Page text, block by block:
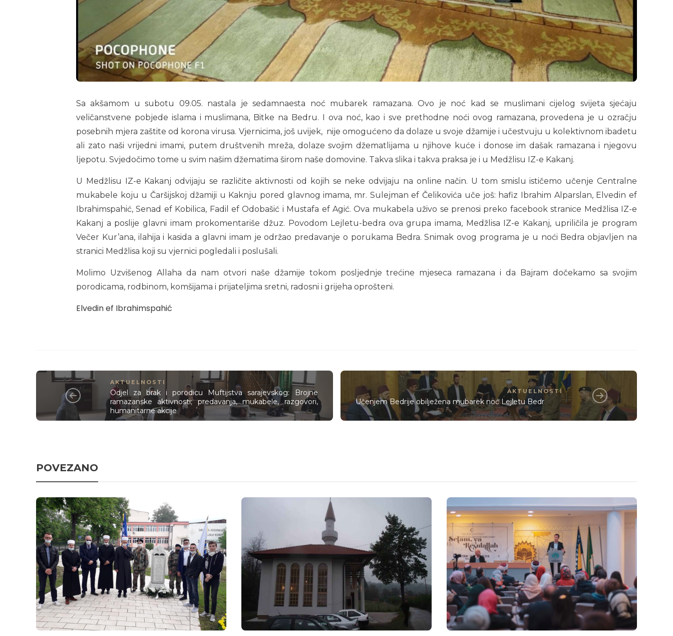
Sa akšamom u subotu 09.05. nastala je sedamnaesta noć mubarek ramazana. Ovo je noć kad se muslimani cijelog svijeta sjećaju
veličanstvene pobjede islama i muslimana, Bitke na Bedru. I ova noć, kao i sve prethodne noći ovog ramazana, provedena je u ozračju
posebnih mjera zaštite od korona virusa. Vjernicima, još uvijek, nije omogućeno da dolaze u svoje džamije i učestvuju u kolektivnom ibadetu
ali zato naši vrijedni imami, putem društvenih mreža, dolaze svojim džematlijama u njihove kuće i donose im dašak ramazana i njegovu
ljepotu. Svjedočimo tome u svim našim džematima širom naše domovine. Takva slika i takva praksa je i u Medžlisu IZ-e Kakanj.
U Medžlisu IZ-e Kakanj odvijaju se različite aktivnosti od kojih se neke odvijaju na online način. U tom smislu ističemo učenje Centralne
mukabele koju u Čaršijskoj džamiji u Kaknju pored glavnog imama, mr. Sulejman ef Čelikovića uče još: hafiz Ibrahim Alparslan, Elvedin ef
Ibrahimspahić, Senad ef Kobilica, Fadil ef Odobašić i Mustafa ef Agić. Ova mukabela uživo se prenosi preko facebook stranice Medžlisa IZ-e
Kakanj a poslije glavni imam prokomentariše džuz. Povodom Lejletu-bedra ova grupa imama, Medžlisa IZ-e Kakanj, upriličila je program
Večer Kur’ana, ilahija i kasida a glavni imam je održao predavanje o porukama Bedra. Snimak ovog programa je u noći Bedra objavljen na
stranici Medžlisa koji su vjernici pogledali i poslušali.
Molimo Uzvišenog Allaha da nam otvori naše džamije tokom posljednje trećine mjeseca ramazana i da Bajram dočekamo sa svojim
porodicama, rodbinom, komšijama i prijateljima sretni, radosni i grijeha oprošteni.
Elvedin ef Ibrahimspahić
AKTUELNOSTI
Odjel za brak i porodicu Muftijstva sarajevskog: Brojne
ramazanske aktivnosti; predavanja, mukabele, razgovori,
humanitarne akcije
AKTUELNOSTI
Učenjem Bedrije obilježena mubarek noć Lejletu Bedr
POVEZANO